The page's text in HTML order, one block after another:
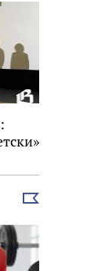
Выбрать